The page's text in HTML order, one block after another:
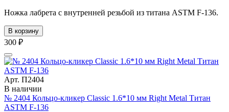
Ножка лабрета с внутренней резьбой из титана ASTM F-136.
В корзину
300 ₽
Арт. П2404
В наличии
№ 2404 Кольцо-кликер Classic 1.6*10 мм Right Metal Титан
ASTM F-136